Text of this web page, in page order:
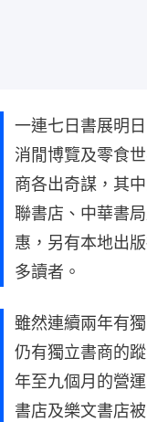
一連七日書展明
消閒博覽及零食
商各出奇謀，其
聯書店、中華書
惠，另有本地出
多讀者。
雖然連續兩年有
仍有獨立書商的
年至九個月的營
書店及樂文書店